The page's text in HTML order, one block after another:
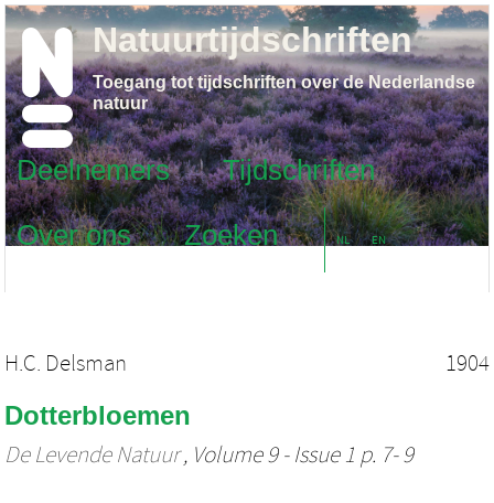
Deelnemers
Tijdschriften
Over ons
Zoeken NL EN
Natuurtijdschriften
Toegang tot tijdschriften over de Nederlandse
natuur
H.C. Delsman 1904
Dotterbloemen
De Levende Natuur, Volume 9 - Issue 1 p. 7- 9